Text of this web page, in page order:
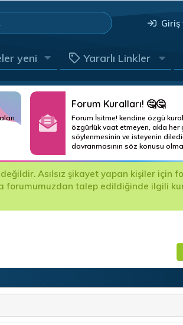
Giriş
yeni Yararlı Linkler
Forum Kuralları! 🤔🤔
Forum İsitme! kendine özgü
özgürlük vaat etmeyen, akla her
söylenmesinin ve isteyenin
davranmasının söz konusu
Asılsız şikayet yapan kişiler için
forumumuzdan talep edildiğinde ilgili